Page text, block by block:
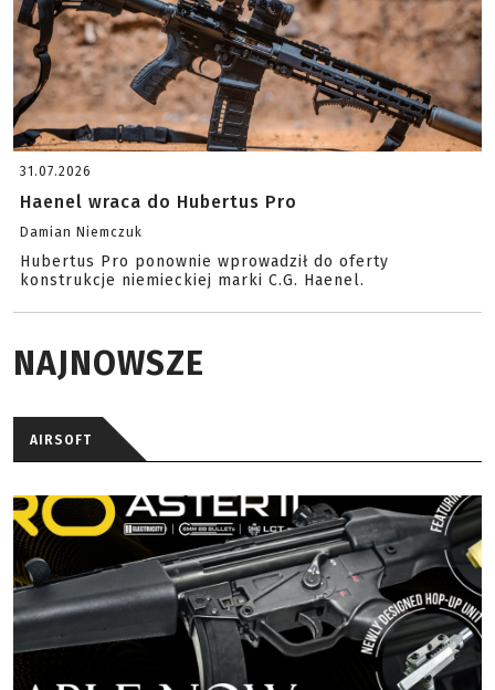
31.07.2026
Haenel wraca do Hubertus Pro
Damian Niemczuk
Hubertus Pro ponownie wprowadził do oferty
konstrukcje niemieckiej marki C.G. Haenel.
NAJNOWSZE
AIRSOFT